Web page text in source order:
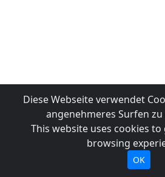
Diese Webseite verwendet
angenehmeres Surfen
This website uses cookies
browsing
OK